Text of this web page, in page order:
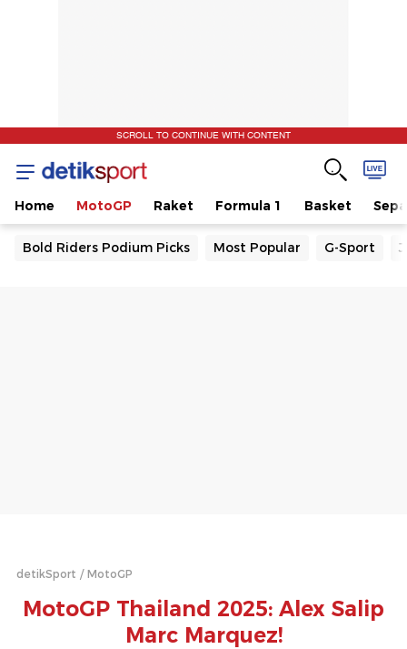
SCROLL TO CONTINUE WITH CONTENT
Home MotoGP Raket Formula 1 Basket
Bold Riders Podium Picks Most Popular G-Sport
detikSport MotoGP
MotoGP Thailand 2025: Alex Salip
Marc Marquez!